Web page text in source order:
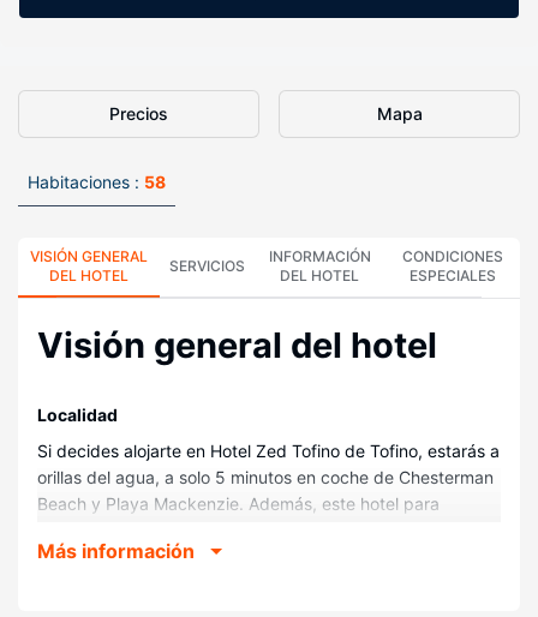
Precios Mapa
Habitaciones : 58
VISIÓN GENERAL
DEL HOTEL
SERVICIOS
INFORMACIÓN
DEL HOTEL
CONDICIONES
ESPECIALES
Visión general del hotel
Localidad
Si decides alojarte en Hotel Zed Tofino de Tofino, estarás a
orillas del agua, a solo 5 minutos en coche de Chesterman
Beach y Playa Mackenzie. Además, este hotel para
y a 3,1 km de Cox Bay Beach.
Más información